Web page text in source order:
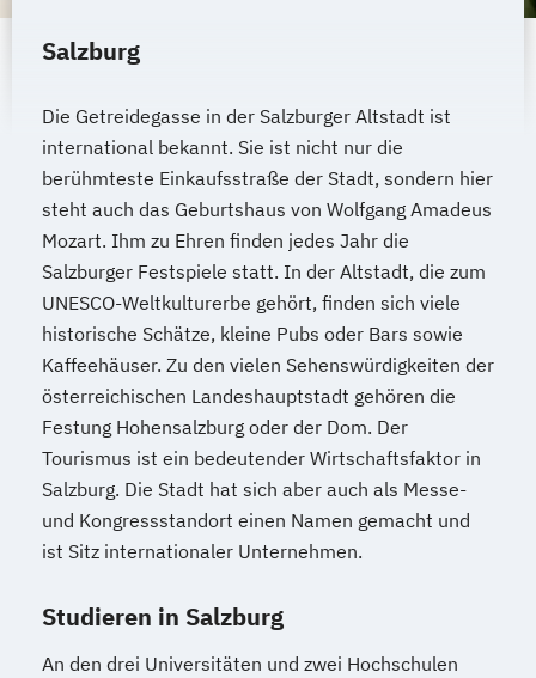
Salzburg
Die Getreidegasse in der Salzburger Altstadt ist
international bekannt. Sie ist nicht nur die
berühmteste Einkaufsstraße der Stadt, sondern hier
steht auch das Geburtshaus von Wolfgang Amadeus
Mozart. Ihm zu Ehren finden jedes Jahr die
Salzburger Festspiele statt. In der Altstadt, die zum
UNESCO-Weltkulturerbe gehört, finden sich viele
historische Schätze, kleine Pubs oder Bars sowie
Kaffeehäuser. Zu den vielen Sehenswürdigkeiten der
österreichischen Landeshauptstadt gehören die
Festung Hohensalzburg oder der Dom. Der
Tourismus ist ein bedeutender Wirtschaftsfaktor in
Salzburg. Die Stadt hat sich aber auch als Messe-
und Kongressstandort einen Namen gemacht und
ist Sitz internationaler Unternehmen.
Studieren in Salzburg
An den drei Universitäten und zwei Hochschulen